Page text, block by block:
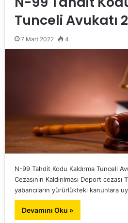
Tunceli Avukatı
7 Mart 2022 4
N-99 Tahdit Kodu Kaldırma Tunceli
Cezasının Kaldırılması Deport cezası
yabancıların yürürlükteki kanunlara
Devamını Oku »